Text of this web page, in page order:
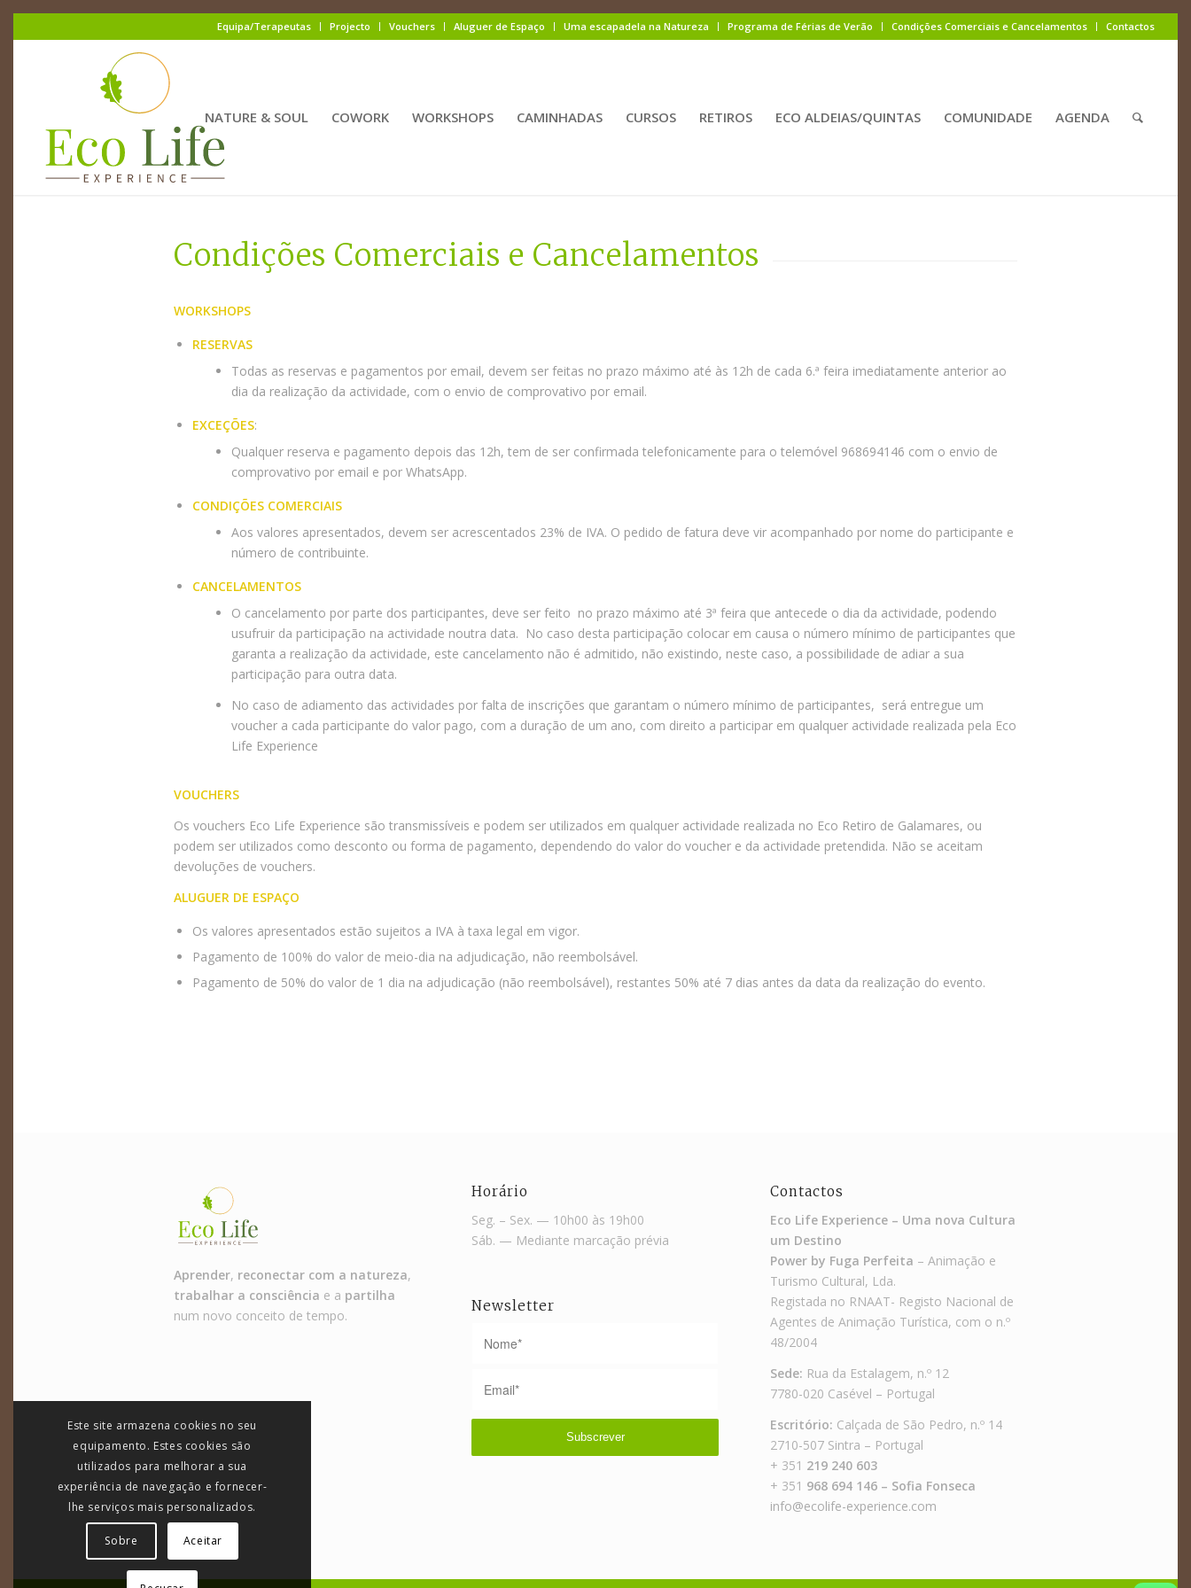
Equipa/Terapeutas Projecto Vouchers Aluguer de Espaço Uma escapadela na Natureza Programa de Férias de Verão Condições Comerciais e Cancelamentos Contactos
NATURE & SOUL COWORK WORKSHOPS CAMINHADAS CURSOS RETIROS ECO ALDEIAS/QUINTAS COMUNIDADE AGENDA
Condições Comerciais e Cancelamentos
WORKSHOPS
RESERVAS
Todas as reservas e pagamentos por email, devem ser feitas no prazo máximo até às 12h de cada 6.ª feira imediatamente anterior ao
dia da realização da actividade, com o envio de comprovativo por email.
EXCEÇÕES:
Qualquer reserva e pagamento depois das 12h, tem de ser confirmada telefonicamente para o telemóvel 968694146 com o envio de
comprovativo por email e por WhatsApp.
CONDIÇÕES COMERCIAIS
Aos valores apresentados, devem ser acrescentados 23% de IVA. O pedido de fatura deve vir acompanhado por nome do participante e
número de contribuinte.
CANCELAMENTOS
O cancelamento por parte dos participantes, deve ser feito no prazo máximo até 3ª feira que antecede o dia da actividade, podendo
usufruir da participação na actividade noutra data. No caso desta participação colocar em causa o número mínimo de participantes que
garanta a realização da actividade, este cancelamento não é admitido, não existindo, neste caso, a possibilidade de adiar a sua
participação para outra data.
No caso de adiamento das actividades por falta de inscrições que garantam o número mínimo de participantes, será entregue um
voucher a cada participante do valor pago, com a duração de um ano, com direito a participar em qualquer actividade realizada pela Eco
Life Experience
VOUCHERS
Os vouchers Eco Life Experience são transmissíveis e podem ser utilizados em qualquer actividade realizada no Eco Retiro de Galamares, ou
podem ser utilizados como desconto ou forma de pagamento, dependendo do valor do voucher e da actividade pretendida. Não se aceitam
devoluções de vouchers.
ALUGUER DE ESPAÇO
Os valores apresentados estão sujeitos a IVA à taxa legal em vigor.
Pagamento de 100% do valor de meio-dia na adjudicação, não reembolsável.
Pagamento de 50% do valor de 1 dia na adjudicação (não reembolsável), restantes 50% até 7 dias antes da data da realização do evento.
Aprender, reconectar com a natureza,
trabalhar a consciência e a partilha
num novo conceito de tempo.
Horário
Seg. – Sex. — 10h00 às 19h00
Sáb. — Mediante marcação prévia
Newsletter
Contactos
Eco Life Experience – Uma nova Cultura
um Destino
Power by Fuga Perfeita – Animação e
Turismo Cultural, Lda.
Registada no RNAAT- Registo Nacional de
Agentes de Animação Turística, com o n.º
48/2004
Sede: Rua da Estalagem, n.º 12
7780-020 Casével – Portugal
Escritório: Calçada de São Pedro, n.º 14
2710-507 Sintra – Portugal
+ 351 219 240 603
+ 351 968 694 146 – Sofia Fonseca
info@ecolife-experience.com
Este site armazena cookies no seu
equipamento. Estes cookies são
utilizados para melhorar a sua
experiência de navegação e fornecer-
lhe serviços mais personalizados.
Sobre Aceitar